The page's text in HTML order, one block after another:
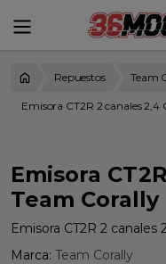
Repuestos Team
Emisora CT2R 2 canales 2,4
Emisora
Team Corally
Emisora CT2R 2 canales
Marca: Team Corally